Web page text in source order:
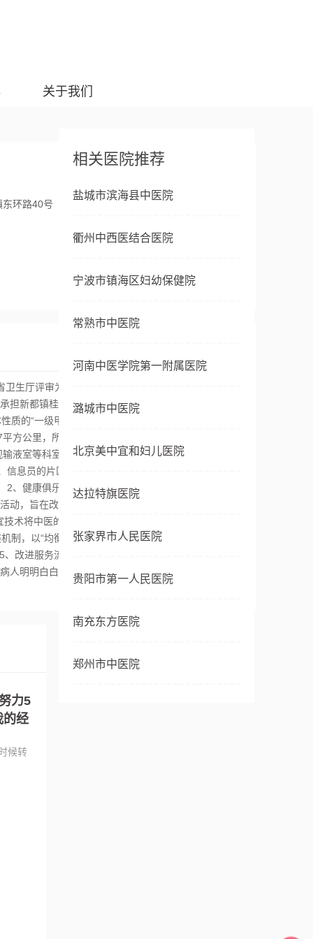
关于我们
环路40号
生厅评审为“省级示范社区卫生服务中心”。 务中心位
新都镇桂湖片、桂林片近十七万人口左右的医疗卫
的“一级甲等”综合性医院，占地3.22亩，建筑面
方公里，所在乡人口数17.7万人，服务17.7万人口。
液室等科室17个，为中心社区卫生服务技术和社区居
息员的片区责任医师团队，责任医师的照片、手机号
、健康俱乐部促进健意识 在中心建立了健康教育俱乐
，旨在改善、规范居民健康行为，帮助其树立良好
将中医的“简、便、廉、验”的优势秉承发扬到社区
，以“均衡、为民、特色”为理念，挖掘整合现有资
改进服务流程，增设服务窗口，实行划价、收费合
明明白白消费，杜绝了”搭车开药、搭车体检“等现
力5
的经
候转
相关医院推荐
盐城市滨海县中医院
衢州中西医结合医院
宁波市镇海区妇幼保健院
常熟市中医院
河南中医学院第一附属医院
潞城市中医院
北京美中宜和妇儿医院
达拉特旗医院
张家界市人民医院
贵阳市第一人民医院
南充东方医院
郑州市中医院